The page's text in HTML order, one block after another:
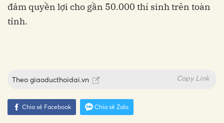
đảm quyền lợi cho gần 50.000 thí sinh trên toàn
tỉnh.
Theo giaoducthoidai.vn Copy Link
Chia sẻ Facebook Chia sẻ Zalo